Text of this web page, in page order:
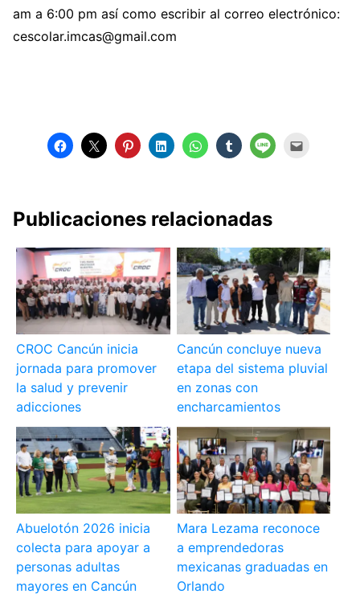
am a 6:00 pm así como escribir al correo electrónico:
cescolar.imcas@gmail.com
Publicaciones relacionadas
CROC Cancún inicia
jornada para promover
la salud y prevenir
adicciones
Cancún concluye nueva
etapa del sistema pluvial
en zonas con
encharcamientos
Abuelotón 2026 inicia
colecta para apoyar a
personas adultas
mayores en Cancún
Mara Lezama reconoce
a emprendedoras
mexicanas graduadas en
Orlando